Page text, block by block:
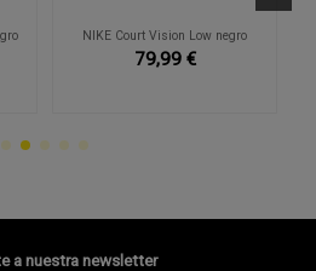
NIKE Court Vision Low negro
79,99 €
a nuestra newsletter